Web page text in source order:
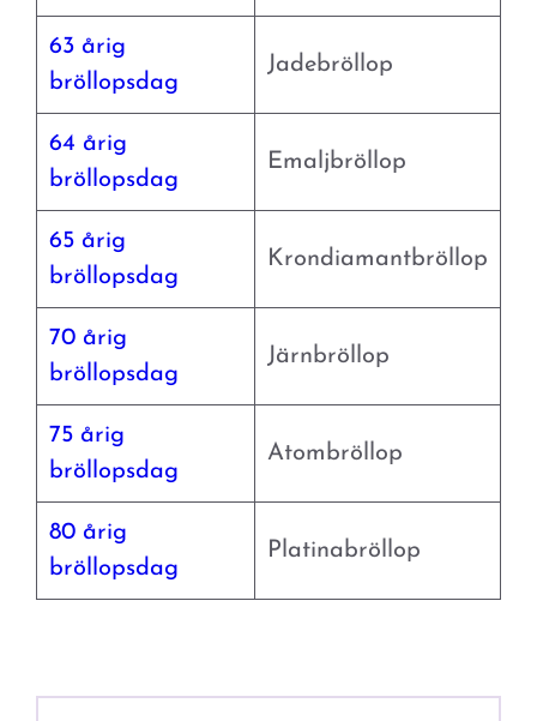
63 årig
bröllopsdag
Jadebröllop
64 årig
bröllopsdag
Emaljbröllop
65 årig
bröllopsdag
Krondiamantbröllop
70 årig
bröllopsdag
Järnbröllop
75 årig
bröllopsdag
Atombröllop
80 årig
bröllopsdag
Platinabröllop